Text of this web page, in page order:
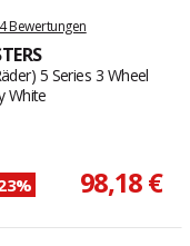
4 Bewertungen
5 Series 3 Wheel
White
98,18 €